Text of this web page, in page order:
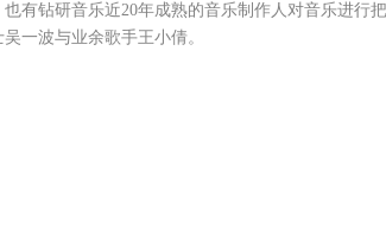
有钻研音乐近20年成熟的音乐制作人对音乐进行